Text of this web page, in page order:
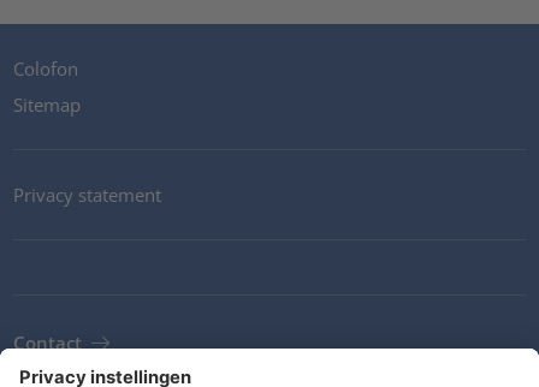
Colofon
Sitemap
Privacy statement
Contact
Newsletter